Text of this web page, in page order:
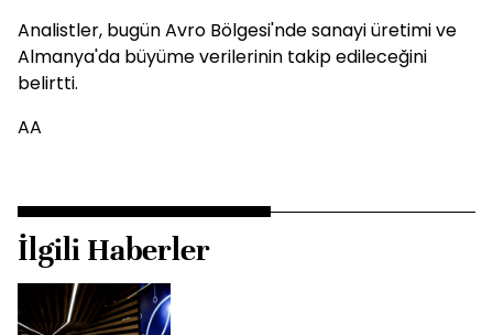
Analistler, bugün Avro Bölgesi'nde sanayi üretimi ve
Almanya'da büyüme verilerinin takip edileceğini
belirtti.
AA
İlgili Haberler